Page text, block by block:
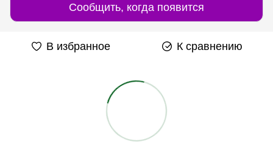
Сообщить, когда появится
В избранное К сравнению